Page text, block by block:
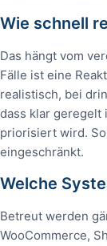
Wie schnell
Das hängt vom
Fälle ist eine
realistisch, bei
dass klar geregelt
priorisiert wird.
eingeschränkt.
Welche
Betreut werden
WooCommerce,